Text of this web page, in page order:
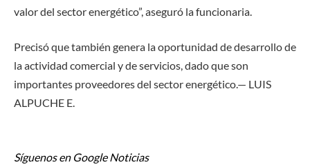
valor del sector energético”, aseguró la funcionaria.
Precisó que también genera la oportunidad de desarrollo de
la actividad comercial y de servicios, dado que son
importantes proveedores del sector energético.— LUIS
ALPUCHE E.
Síguenos en Google Noticias